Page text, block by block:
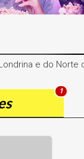
e do
1